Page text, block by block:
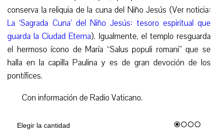
conserva la reliquia de la cuna del Niño Jesús (Ver noticia:
La ‘Sagrada Cuna’ del Niño Jesús: tesoro espiritual que
guarda la Ciudad Eterna). Igualmente, el templo resguarda
el hermoso ícono de María “Salus populi romani” que se
halla en la capilla Paulina y es de gran devoción de los
pontífices.
Con información de Radio Vaticano.